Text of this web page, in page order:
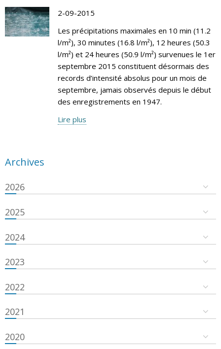
2-09-2015
Les précipitations maximales en 10 min (11.2
l/m²), 30 minutes (16.8 l/m²), 12 heures (50.3
l/m²) et 24 heures (50.9 l/m²) survenues le 1er
septembre 2015 constituent désormais des
records d’intensité absolus pour un mois de
septembre, jamais observés depuis le début
des enregistrements en 1947.
Lire plus
Archives
2026
2025
2024
2023
2022
2021
2020